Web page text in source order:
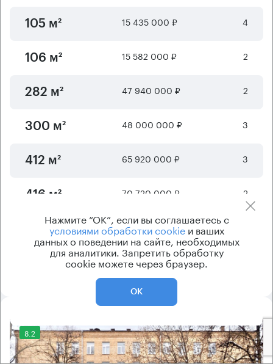
105 м² 15 435 000 ₽ 4
106 м² 15 582 000 ₽ 2
282 м² 47 940 000 ₽ 2
300 м² 48 000 000 ₽ 3
412 м² 65 920 000 ₽ 3
416 м² 70 720 000 ₽ 2
Отображается6из23предложений
Показать ещё
8.2
Нажмите “ОК”, если вы соглашаетесь с
условиями обработки cookieи ваших
данных о поведении на сайте, необходимых
для аналитики. Запретить обработку
cookie можете через браузер.
ОК